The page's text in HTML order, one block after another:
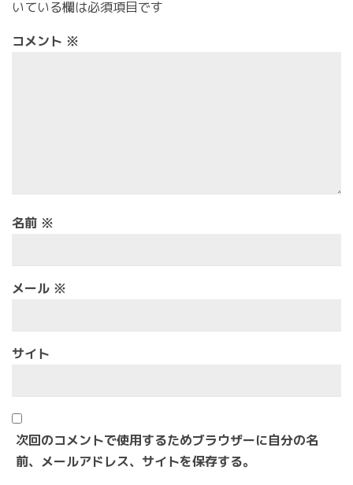
いている欄は必須項目です
コメント ※
名前 ※
メール ※
サイト
次回のコメントで使用するためブラウザーに自分の名
前、メールアドレス、サイトを保存する。